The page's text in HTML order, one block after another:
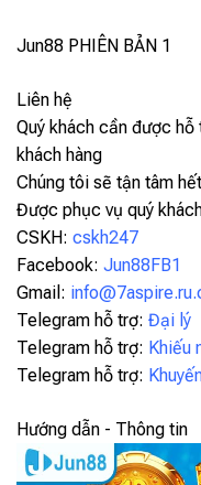
Jun88 PHIÊN BẢN 1
Liên hệ
Quý khách cần được
khách hàng
Chúng tôi sẽ tận tâm
Được phục vụ quý
CSKH: cskh247
Facebook: Jun88FB1
Gmail:
Telegram hỗ trợ: Đại lý
Telegram hỗ trợ: Khiếu
Telegram hỗ trợ:
Hướng dẫn - Thông tin